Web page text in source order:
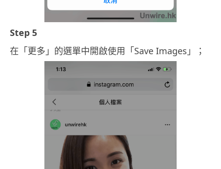
Step 5
在「更多」的選單中開啟使用「Save Images」；